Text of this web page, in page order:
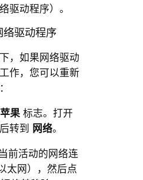
驱动程序）。
络驱动程序
，如果网络驱动
作，您可以重新
苹果标志。打开
转到 网络。
前活动的网络连
太网），然后点